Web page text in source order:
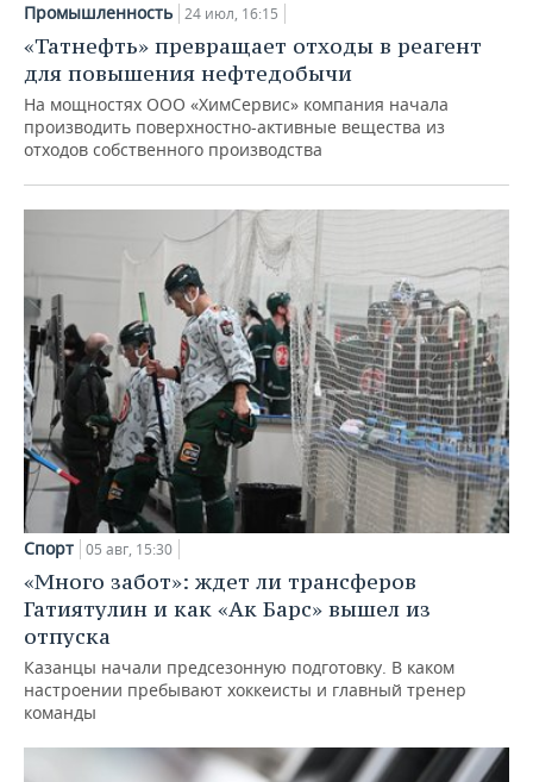
Промышленность 24 июл, 16:15
«Татнефть» превращает отходы в реагент
для повышения нефтедобычи
На мощностях ООО «ХимСервис» компания начала
производить поверхностно-активные вещества из
отходов собственного производства
Спорт 05 авг, 15:30
«Много забот»: ждет ли трансферов
Гатиятулин и как «Ак Барс» вышел из
отпуска
Казанцы начали предсезонную подготовку. В каком
настроении пребывают хоккеисты и главный тренер
команды